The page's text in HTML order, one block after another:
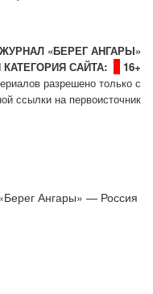
«БЕРЕГ АНГАРЫ»
САЙТА:
16+
разрешено только с
ссылки на первоисточник
Ангары» — Россия